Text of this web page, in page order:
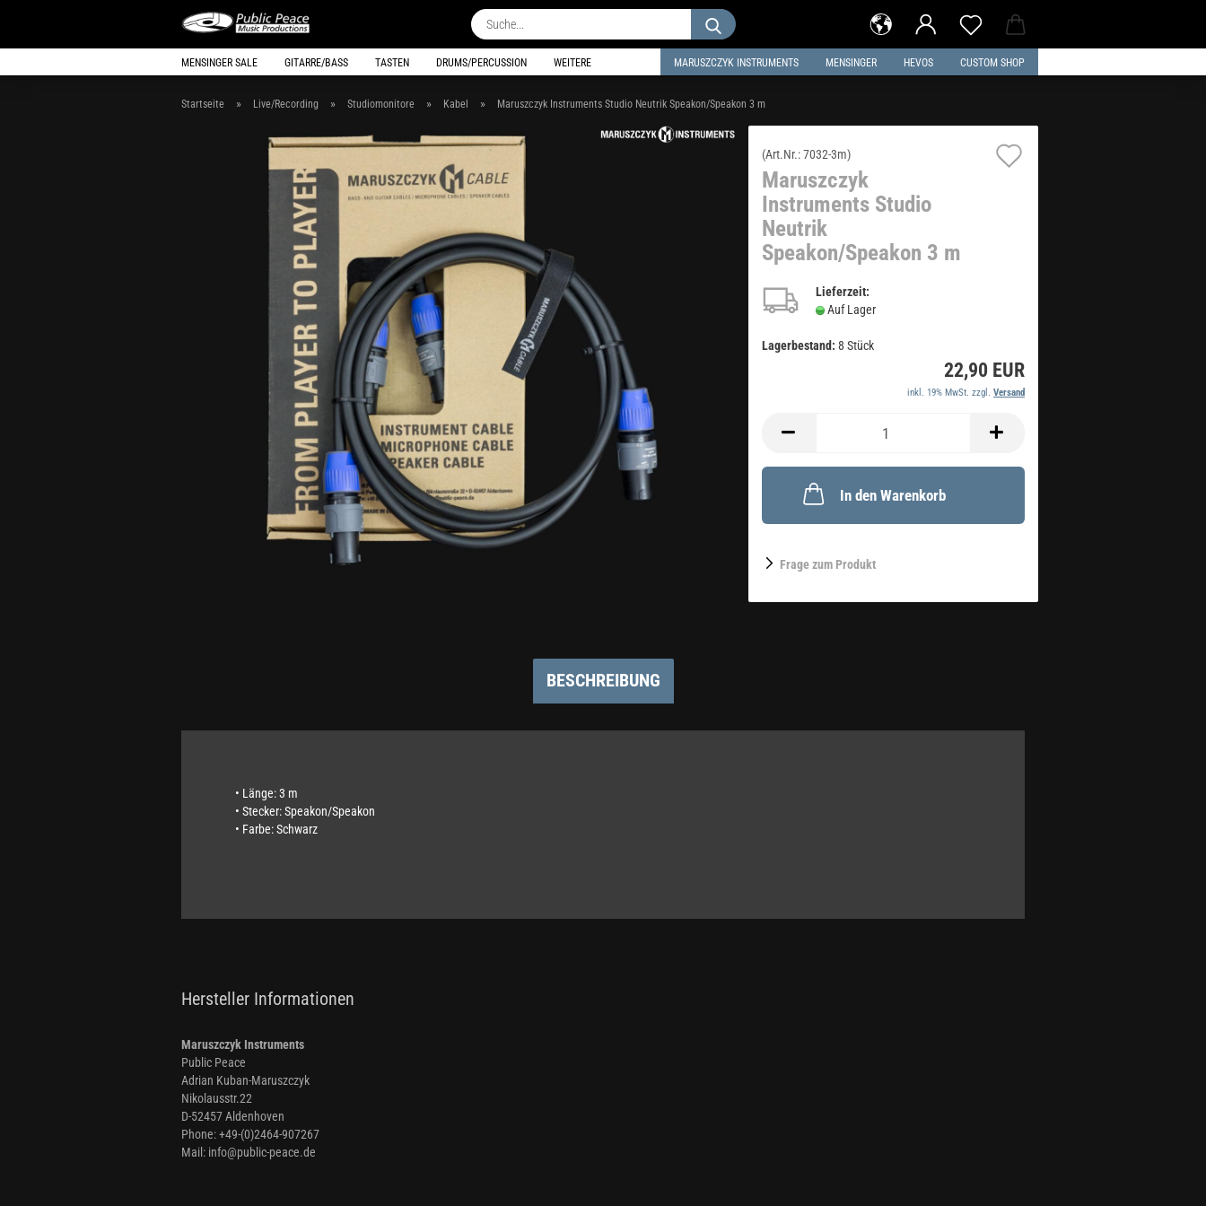
Suche...
MENSINGER SALE GITARRE/BASS TASTEN DRUMS/PERCUSSION MARUSZCZYK INSTRUMENTS MENSINGER HEVOS CUSTOM SHOP
WEITERE
Startseite » Live/Recording » Studiomonitore » Kabel » Maruszczyk Instruments Studio Neutrik Speakon/Speakon 3 m
(Art.Nr.:7032-3m)
Maruszczyk
Instruments Studio
Neutrik
Speakon/Speakon 3 m
Lieferzeit:
Auf Lager
Lagerbestand: 8 Stück
22,90 EUR
inkl. 19% MwSt. zzgl. Versand
In den Warenkorb
Frage zum Produkt
BESCHREIBUNG
• Länge: 3 m
• Stecker: Speakon/Speakon
• Farbe: Schwarz
Hersteller Informationen
Maruszczyk Instruments
Public Peace
Adrian Kuban-Maruszczyk
Nikolausstr.22
D-52457 Aldenhoven
Phone: +49-(0)2464-907267
Mail: info@public-peace.de